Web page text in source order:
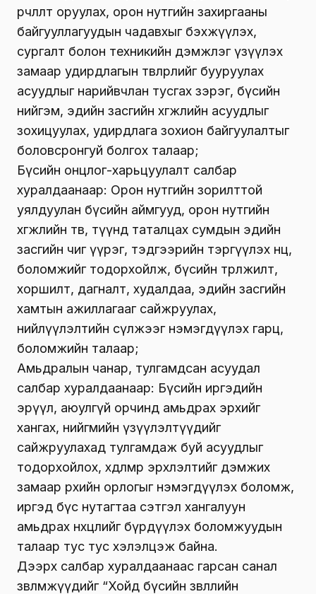
өөрчлөлт оруулах, орон нутгийн захиргааны
байгууллагуудын чадавхыг бэхжүүлэх,
сургалт болон техникийн дэмжлэг үзүүлэх
замаар удирдлагын төвлөрлийг бууруулах
асуудлыг нарийвчлан тусгах зэрэг, бүсийн
нийгэм, эдийн засгийн хөгжлийн асуудлыг
зохицуулах, удирдлага зохион байгуулалтыг
боловсронгуй болгох талаар;
Бүсийн онцлог-харьцуулалт салбар
хуралдаанаар: Орон нутгийн зорилттой
уялдуулан бүсийн аймгууд, орон нутгийн
хөгжлийн төв, түүнд таталцах сумдын эдийн
засгийн чиг үүрэг, тэдгээрийн тэргүүлэх нөөц,
боломжийг тодорхойлж, бүсийн төрөлжилт,
хоршилт, дагналт, худалдаа, эдийн засгийн
хамтын ажиллагааг сайжруулах,
нийлүүлэлтийн сүлжээг нэмэгдүүлэх гарц,
боломжийн талаар;
Амьдралын чанар, тулгамдсан асуудал
салбар хуралдаанаар: Бүсийн иргэдийн
эрүүл, аюулгүй орчинд амьдрах эрхийг
хангах, нийгмийн үзүүлэлтүүдийг
сайжруулахад тулгамдаж буй асуудлыг
тодорхойлох, хөдөлмөр эрхлэлтийг дэмжих
замаар өрхийн орлогыг нэмэгдүүлэх боломж,
иргэд бүс нутагтаа сэтгэл хангалуун
амьдрах нөхцлийг бүрдүүлэх боломжуудын
талаар тус тус хэлэлцэж байна.
Дээрх салбар хуралдаанаас гарсан санал
зөвлөмжүүдийг “Хойд бүсийн зөвлөлийн